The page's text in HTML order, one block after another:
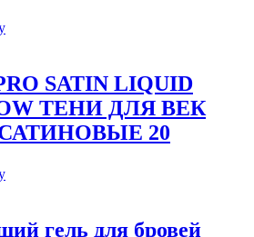
SATIN LIQUID
ТЕНИ ДЛЯ ВЕК
20
гель для бровей